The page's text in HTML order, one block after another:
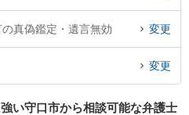
』などでお困りの相談者さんにおすすめ
真偽鑑定・遺言無効 変更
変更
い守口市から相談可能な弁護士